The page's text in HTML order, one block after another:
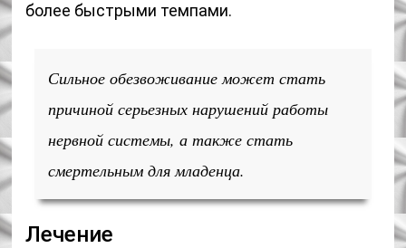
более быстрыми темпами.
Сильное обезвоживание может стать
причиной серьезных нарушений работы
нервной системы, а также стать
смертельным для младенца.
Лечение